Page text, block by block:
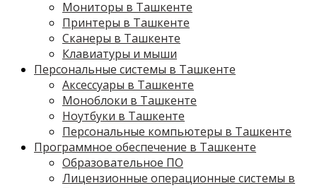
Мониторы в Ташкенте
Принтеры в Ташкенте
Сканеры в Ташкенте
Клавиатуры и мыши
Персональные системы в Ташкенте
Аксессуары в Ташкенте
Моноблоки в Ташкенте
Ноутбуки в Ташкенте
Персональные компьютеры в Ташкенте
Программное обеспечение в Ташкенте
Образовательное ПО
Лицензионные операционные системы в